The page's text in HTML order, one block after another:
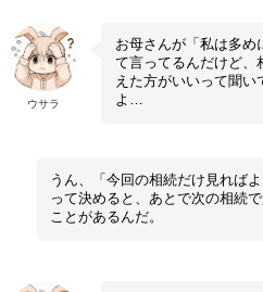
ウサラ
お母さんが「私は多め
て言ってるんだけど、
えた方がいいって聞い
よ…
うん、「今回の相続だけ見れば
って決めると、あとで次の相続
ことがあるんだ。